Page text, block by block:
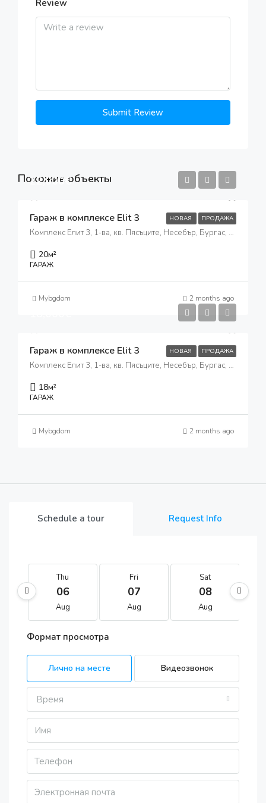
Review
Submit Review
Похожие объекты
НОВАЯ ПРОДАЖА
22,000€
Гараж в комплексе Elit 3
Комплекс Елит 3, 1-ва, кв. Пясъците, Несебър, Бургас, 8240, България
20м²
ГАРАЖ
Mybgdom 2 months ago
НОВАЯ ПРОДАЖА
Гараж в комплексе Elit 3
Комплекс Елит 3, 1-ва, кв. Пясъците, Несебър, Бургас, 8240, България
18м²
ГАРАЖ
Mybgdom 2 months ago
Schedule a tour Request Info
Thu
06
Aug
Fri
07
Aug
Sat
08
Aug
Формат просмотра
Лично на месте Видеозвонок
Время